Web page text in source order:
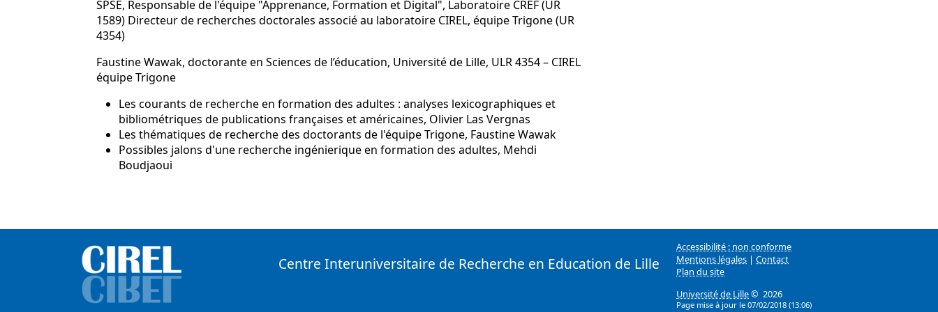
SPSE, Responsable de l'équipe "Apprenance, Formation et Digital", Laboratoire CREF (UR
1589) Directeur de recherches doctorales associé au laboratoire CIREL, équipe Trigone (UR
4354)
Faustine Wawak, doctorante en Sciences de l’éducation, Université de Lille, ULR 4354 – CIREL
équipe Trigone
Les courants de recherche en formation des adultes : analyses lexicographiques et
bibliométriques de publications françaises et américaines, Olivier Las Vergnas
Les thématiques de recherche des doctorants de l'équipe Trigone, Faustine Wawak
Possibles jalons d'une recherche ingénierique en formation des adultes, Mehdi
Boudjaoui
Centre Interuniversitaire de Recherche en Education de Lille
Accessibilité : non conforme
Mentions légales | Contact
Plan du site
Université de Lille© 2026
Page mise à jour le 07/02/2018 (13:06)